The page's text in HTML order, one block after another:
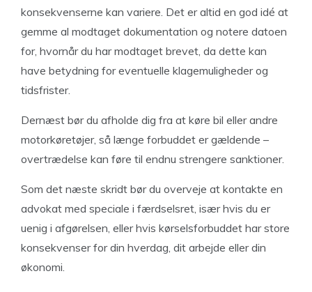
konsekvenserne kan variere. Det er altid en god idé at
gemme al modtaget dokumentation og notere datoen
for, hvornår du har modtaget brevet, da dette kan
have betydning for eventuelle klagemuligheder og
tidsfrister.
Dernæst bør du afholde dig fra at køre bil eller andre
motorkøretøjer, så længe forbuddet er gældende –
overtrædelse kan føre til endnu strengere sanktioner.
Som det næste skridt bør du overveje at kontakte en
advokat med speciale i færdselsret, især hvis du er
uenig i afgørelsen, eller hvis kørselsforbuddet har store
konsekvenser for din hverdag, dit arbejde eller din
økonomi.